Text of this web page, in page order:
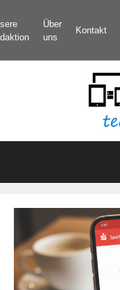
Inhalt
springen
Über
uns
Kontakt